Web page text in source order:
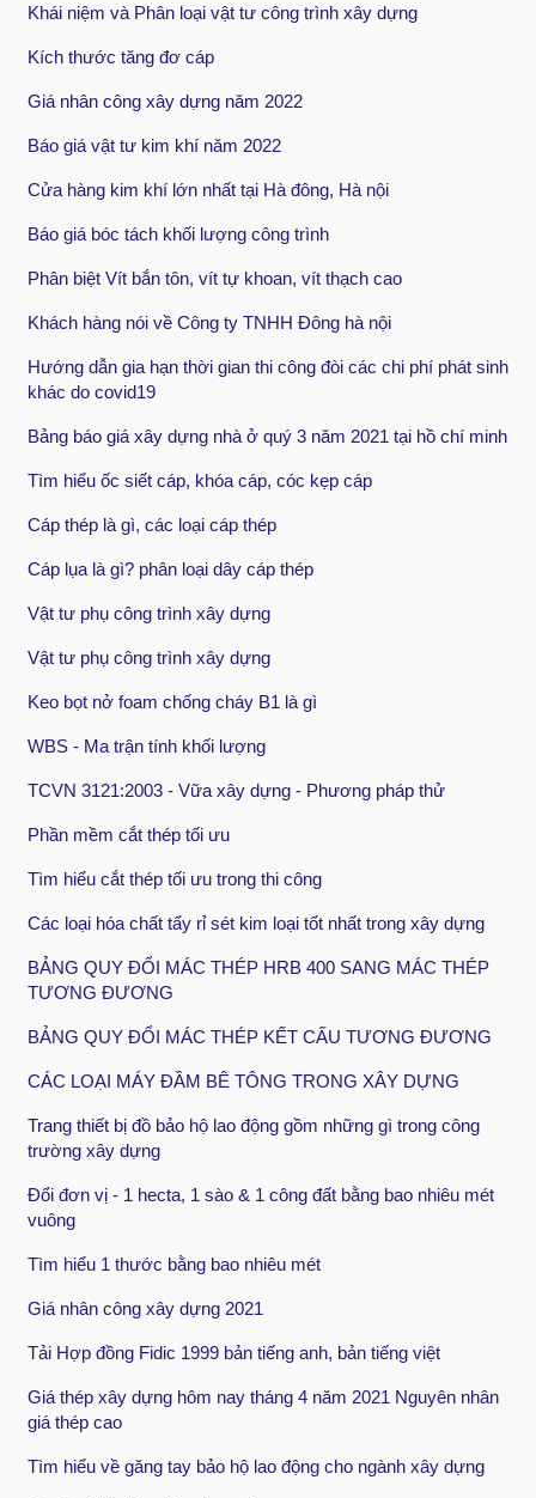
Khái niệm và Phân loại vật tư công trình xây dựng
Kích thước tăng đơ cáp
Giá nhân công xây dựng năm 2022
Báo giá vật tư kim khí năm 2022
Cửa hàng kim khí lớn nhất tại Hà đông, Hà nội
Báo giá bóc tách khối lượng công trình
Phân biệt Vít bắn tôn, vít tự khoan, vít thạch cao
Khách hàng nói về Công ty TNHH Đông hà nội
Hướng dẫn gia hạn thời gian thi công đòi các chi phí phát sinh
khác do covid19
Bảng báo giá xây dựng nhà ở quý 3 năm 2021 tại hồ chí minh
Tìm hiểu ốc siết cáp, khóa cáp, cóc kẹp cáp
Cáp thép là gì, các loại cáp thép
Cáp lụa là gì? phân loại dây cáp thép
Vật tư phụ công trình xây dựng
Vật tư phụ công trình xây dựng
Keo bọt nở foam chống cháy B1 là gì
WBS - Ma trận tính khối lượng
TCVN 3121:2003 - Vữa xây dựng - Phương pháp thử
Phần mềm cắt thép tối ưu
Tìm hiểu cắt thép tối ưu trong thi công
Các loại hóa chất tẩy rỉ sét kim loại tốt nhất trong xây dựng
BẢNG QUY ĐỔI MÁC THÉP HRB 400 SANG MÁC THÉP
TƯƠNG ĐƯƠNG
BẢNG QUY ĐỔI MÁC THÉP KẾT CẤU TƯƠNG ĐƯƠNG
CÁC LOẠI MÁY ĐẦM BÊ TÔNG TRONG XÂY DỰNG
Trang thiết bị đồ bảo hộ lao động gồm những gì trong công
trường xây dựng
Đổi đơn vị - 1 hecta, 1 sào & 1 công đất bằng bao nhiêu mét
vuông
Tìm hiểu 1 thước bằng bao nhiêu mét
Giá nhân công xây dựng 2021
Tải Hợp đồng Fidic 1999 bản tiếng anh, bản tiếng việt
Giá thép xây dựng hôm nay tháng 4 năm 2021 Nguyên nhân
giá thép cao
Tìm hiểu về găng tay bảo hộ lao động cho ngành xây dựng